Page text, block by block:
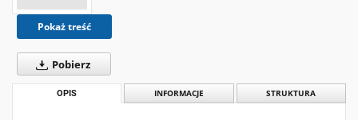
Pokaż treść
Pobierz
OPIS INFORMACJE STRUKTURA